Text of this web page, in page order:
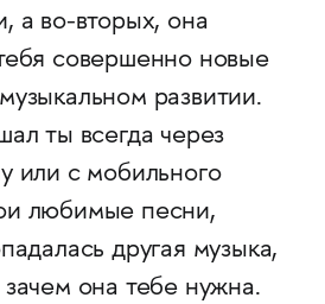
а во-вторых, она
совершенно новые
развитии.
ты всегда через
или с мобильного
любимые песни,
другая музыка,
она тебе нужна.